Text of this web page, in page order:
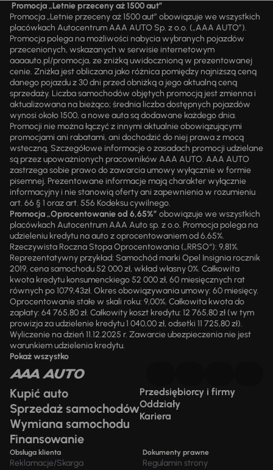
Promocja „Letnie przeceny aż 1500 aut”
Promocja „Letnie przeceny aż 1500 aut” obowiązuje we wszystkich
placówkach Autocentrum AAA AUTO Sp. z o.o. („AAA AUTO”).
Promocja polega na możliwości nabycia wybranych pojazdów
przecenionych, wskazanych w serwisie internetowym
aaaauto.pl/promocja, ze zniżką uwidocznioną w prezentowanej
cenie. Zniżka jest obliczana jako różnica pomiędzy najniższą ceną
danego pojazdu z 30 dni przed obniżką a jego aktualną ceną
sprzedaży. Liczba samochodów objętych promocją jest zmienna i
aktualizowana na bieżąco; średnia liczba dostępnych pojazdów
wynosi około 1500, a nowe auta są dodawane każdego dnia.
Promocji nie można łączyć z innymi aktualnie obowiązującymi
promocjami ani rabatami, ani dochodzić do niej prawa z mocą
wsteczną. Szczegółowe informacje o zasadach promocji udzielane
są przez upoważnionych pracowników AAA AUTO. AAA AUTO
zastrzega sobie prawo do zawarcia umowy wyłącznie w formie
pisemnej. Prezentowane informacje mają charakter wyłącznie
informacyjny i nie stanowią oferty ani zapewnienia w rozumieniu
art. 66 § 1 oraz art. 556 Kodeksu cywilnego.
Promocja „Oprocentowanie od 6,65%” obowiązuje we wszystkich
placówkach Autocentrum AAA Auto sp. z o.o. Promocja polega na
udzieleniu kredytu na auto z oprocentowaniem od 6,65%.
Rzeczywista Roczna Stopa Oprocentowania („RRSO“): 9,81%.
Reprezentatywny przykład: Samochód marki Opel Insignia rocznik
2019, cena samochodu 52 000 zł, wkład własny 0%. Całkowita
kwota kredytu konsumenckiego 52 000 zł, 60 miesięcznych rat
równych po 1079,43zł. Okres obowiązywania umowy: 60 miesięcy.
Oprocentowanie stałe w skali roku: 9,00%. Całkowita kwota do
zapłaty: 64 765,80 zł. Całkowity koszt kredytu: 12 765,80 zł (w tym
prowizja za udzielenie kredytu 1 040,00 zł, odsetki 11 725,80 zł).
Wyliczenie na dzień 11.12.2025 r. Zawarcie ubezpieczenia nie jest
warunkiem udzielenia kredytu.
Pokaż wszystko
Kupić auto
Sprzedaż samochodów
Wymiana samochodu
Finansowanie
Przedsiębiorcy i firmy
Oddziały
Kariera
Obsługa klienta
Reklamacje/Skarga
Dokumenty prawne
Regulamin strony